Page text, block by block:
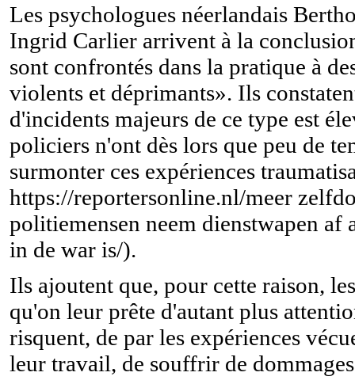
Les psychologues néerlandais
Ingrid Carlier arrivent à la
sont confrontés dans la pratique à
violents et déprimants». Ils
d'incidents majeurs de ce type est
policiers n'ont dès lors que peu de
surmonter ces expériences
https://reportersonline.nl/meer
politiemensen neem dienstwapen af
in de war is/).
Ils ajoutent que, pour cette raison,
qu'on leur prête d'autant plus
risquent, de par les expériences
leur travail, de souffrir de